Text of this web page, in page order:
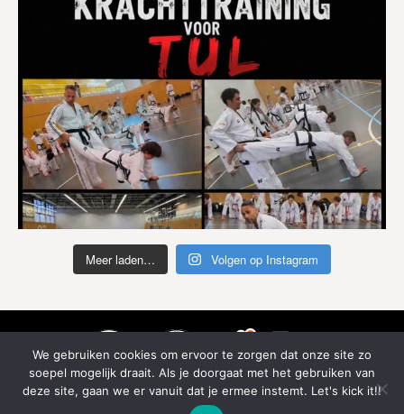
Meer laden… Volgen op Instagram
We gebruiken cookies om ervoor te zorgen dat onze site zo
soepel mogelijk draait. Als je doorgaat met het gebruiken van
deze site, gaan we er vanuit dat je ermee instemt. Let's kick it!!